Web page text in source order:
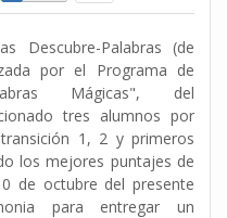
Descubre-Palabras (de
por el Programa de
Mágicas", del
tres alumnos por
1, 2 y primeros
los mejores puntajes de
de octubre del presente
para entregar un